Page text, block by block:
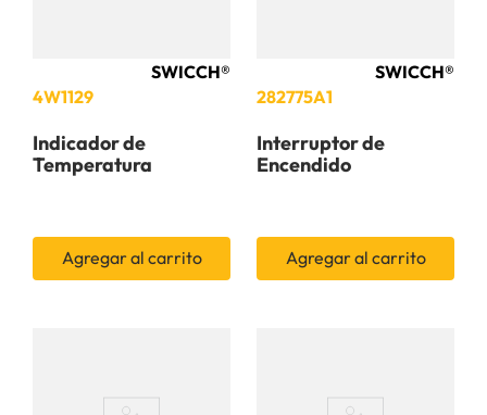
SWICCH®
4W1129
Indicador de
Temperatura
Agregar al carrito
SWICCH®
282775A1
Interruptor de
Encendido
Agregar al carrito